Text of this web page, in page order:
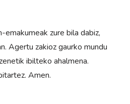
zure bila dabiz,
Agertu zakioz gaurko mundu
ibilteko ahalmena.
Amen.